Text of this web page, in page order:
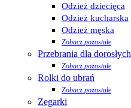
Odzież dziecięca
Odzież kucharska
Odzież męska
Zobacz pozostałe
Przebrania dla dorosłych
Zobacz pozostałe
Rolki do ubrań
Zobacz pozostałe
Zegarki